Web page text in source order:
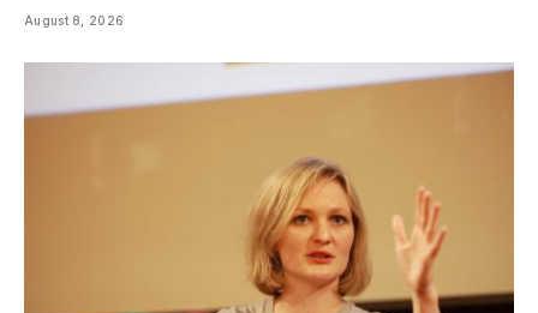
August 8, 2026